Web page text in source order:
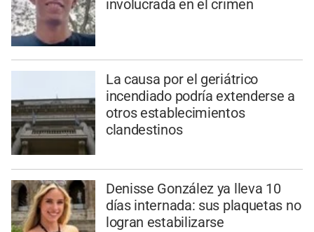
involucrada en el crimen
La causa por el geriátrico
incendiado podría extenderse a
otros establecimientos
clandestinos
Denisse González ya lleva 10
días internada: sus plaquetas no
logran estabilizarse